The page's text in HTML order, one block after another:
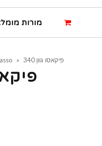
מורות
» פיקאסו גוון 340